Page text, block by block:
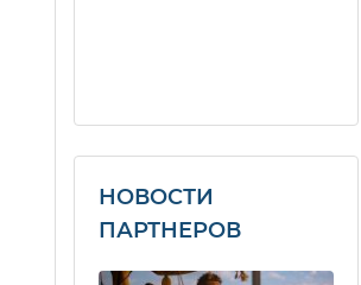
НОВОСТИ
ПАРТНЕРОВ